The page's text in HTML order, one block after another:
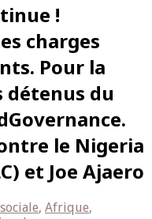
!
charges
Pour la
détenus du
le Nigeria
et Joe Ajaero
, Afrique,